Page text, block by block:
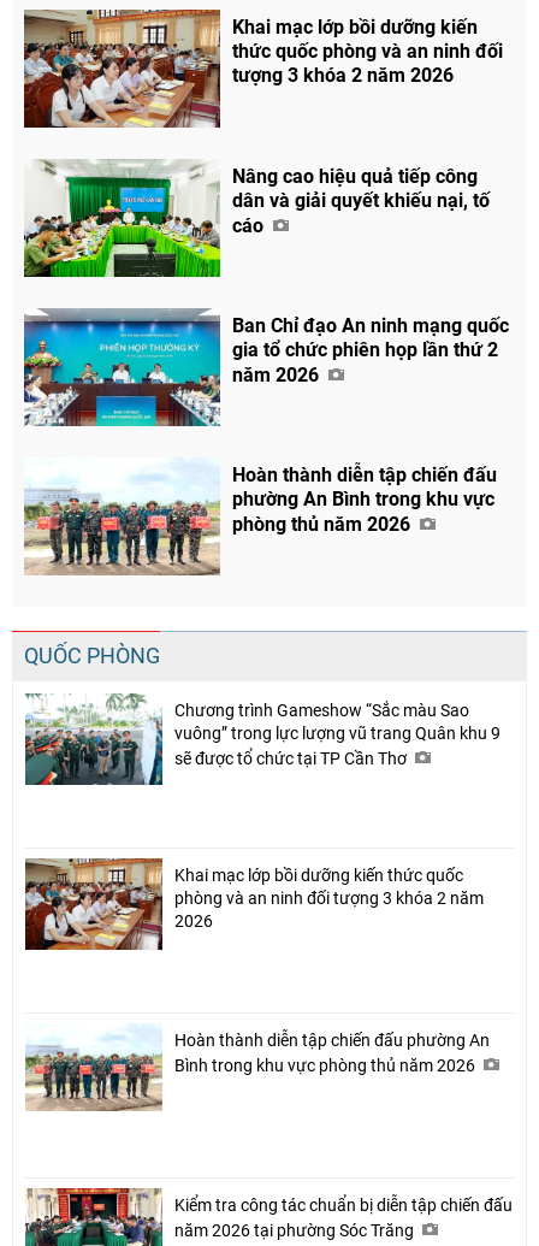
Khai mạc lớp bồi dưỡng kiến
thức quốc phòng và an ninh đối
tượng 3 khóa 2 năm 2026
Nâng cao hiệu quả tiếp công
dân và giải quyết khiếu nại, tố
cáo
Ban Chỉ đạo An ninh mạng quốc
gia tổ chức phiên họp lần thứ 2
năm 2026
Hoàn thành diễn tập chiến đấu
phường An Bình trong khu vực
phòng thủ năm 2026
QUỐC PHÒNG
Chương trình Gameshow “Sắc màu Sao
vuông” trong lực lượng vũ trang Quân khu 9
sẽ được tổ chức tại TP Cần Thơ
Khai mạc lớp bồi dưỡng kiến thức quốc
phòng và an ninh đối tượng 3 khóa 2 năm
2026
Hoàn thành diễn tập chiến đấu phường An
Bình trong khu vực phòng thủ năm 2026
Kiểm tra công tác chuẩn bị diễn tập chiến đấu
năm 2026 tại phường Sóc Trăng